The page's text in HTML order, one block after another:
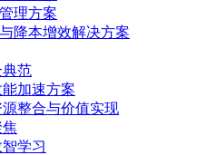
理方案
降本增效解决方案
范
加速方案
整合与价值实现
学习